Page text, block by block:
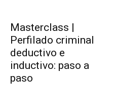
Masterclass |
Perfilado criminal
deductivo e
inductivo: paso a
paso